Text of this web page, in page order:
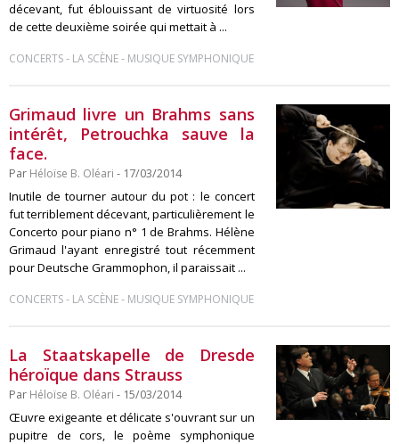
décevant, fut éblouissant de virtuosité lors
de cette deuxième soirée qui mettait à ...
CONCERTS- LA SCÈNE- MUSIQUE SYMPHONIQUE
Grimaud livre un Brahms sans
intérêt, Petrouchka sauve la
face.
Par Héloïse B. Oléari - 17/03/2014
Inutile de tourner autour du pot : le concert
fut terriblement décevant, particulièrement le
Concerto pour piano n° 1 de Brahms. Hélène
Grimaud l'ayant enregistré tout récemment
pour Deutsche Grammophon, il paraissait ...
CONCERTS- LA SCÈNE- MUSIQUE SYMPHONIQUE
La Staatskapelle de Dresde
héroïque dans Strauss
Par Héloïse B. Oléari - 15/03/2014
Œuvre exigeante et délicate s'ouvrant sur un
pupitre de cors, le poème symphonique